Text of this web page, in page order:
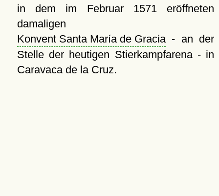
in dem im Februar 1571 eröffneten
damaligen
Konvent Santa María de Gracia- an der
Stelle der heutigen Stierkampfarena - in
Caravaca de la Cruz.